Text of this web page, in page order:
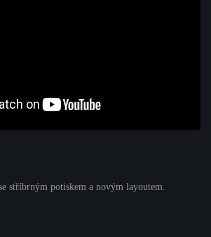
stříbrným potiskem a novým layoutem.